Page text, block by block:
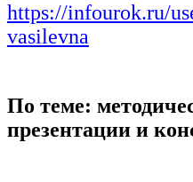
https://infourok.ru/
vasilevna
По теме:
презентации и